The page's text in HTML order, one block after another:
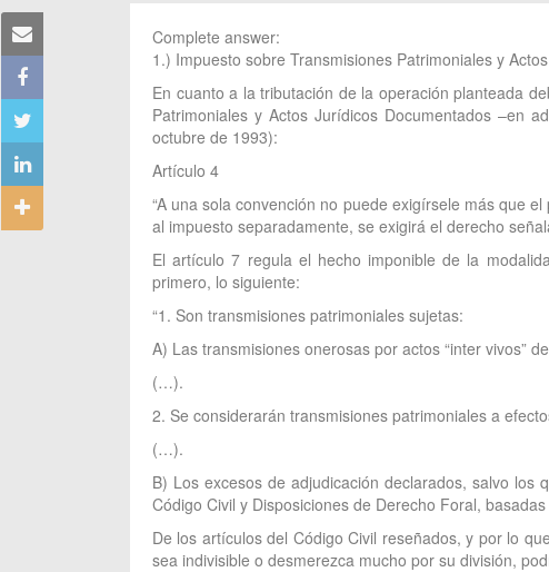
Complete answer:
1.) Impuesto sobre Transmisiones Patrimoniales y
En cuanto a la tributación de la operación planteada
Patrimoniales y Actos Jurídicos Documentados –en
octubre de 1993):
Artículo 4
“A una sola convención no puede exigírsele más que
al impuesto separadamente, se exigirá el derecho
El artículo 7 regula el hecho imponible de la
primero, lo siguiente:
“1. Son transmisiones patrimoniales sujetas:
A) Las transmisiones onerosas por actos “inter vivos”
(…).
2. Se considerarán transmisiones patrimoniales a
(…).
B) Los excesos de adjudicación declarados, salvo
Código Civil y Disposiciones de Derecho Foral,
De los artículos del Código Civil reseñados, y por lo
sea indivisible o desmerezca mucho por su división,